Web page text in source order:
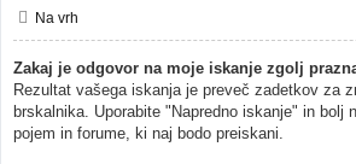
Na vrh
Zakaj je odgovor na moje iskanje zgolj
Rezultat vašega iskanja je preveč zadetkov za
brskalnika. Uporabite "Napredno iskanje" in bolj
pojem in forume, ki naj bodo preiskani.